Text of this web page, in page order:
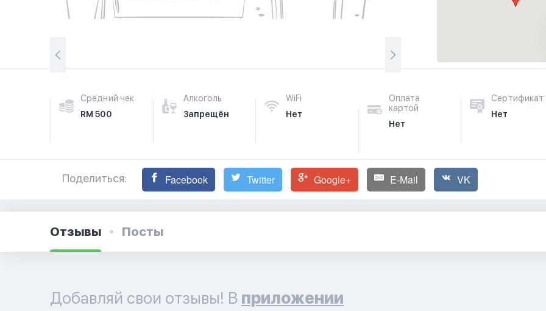
Средний чек
RM 500
Алкоголь
Запрещён
WiFi
Нет
Оплата
картой
Нет
Сертификат
Нет
Поделиться: Facebook Twitter Google+ E-Mail VK
Отзывы Посты
Добавляй свои отзывы! В приложении